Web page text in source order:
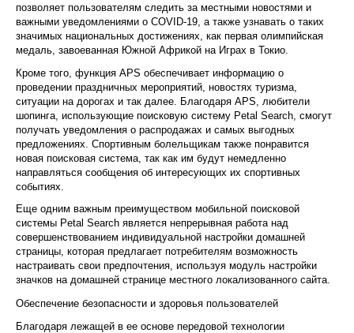
позволяет пользователям следить за местными новостями и
важными уведомлениями о COVID-19, а также узнавать о таких
значимых национальных достижениях, как первая олимпийская
медаль, завоеванная Южной Африкой на Играх в Токио.
Кроме того, функция APS обеспечивает информацию о
проведении праздничных мероприятий, новостях туризма,
ситуации на дорогах и так далее. Благодаря APS, любители
шопинга, использующие поисковую систему Petal Search, смогут
получать уведомления о распродажах и самых выгодных
предложениях. Спортивным болельщикам также понравится
новая поисковая система, так как им будут немедленно
направляться сообщения об интересующих их спортивных
событиях.
Еще одним важным преимуществом мобильной поисковой
системы Petal Search является непрерывная работа над
совершенствованием индивидуальной настройки домашней
страницы, которая предлагает потребителям возможность
настраивать свои предпочтения, используя модуль настройки
значков на домашней странице местного локализованного сайта.
Обеспечение безопасности и здоровья пользователей
Благодаря лежащей в ее основе передовой технологии